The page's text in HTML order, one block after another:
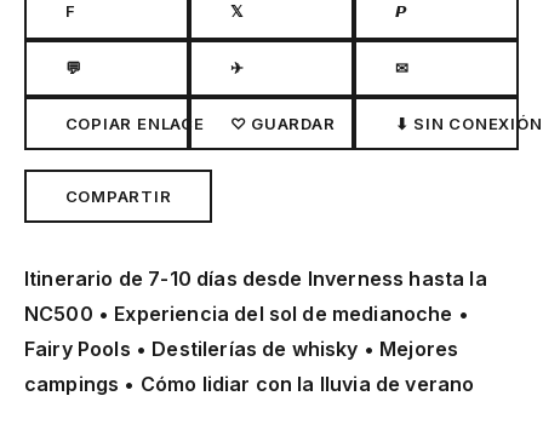
F 𝕏 𝙋
💬 ✈ ✉
COPIAR ENLACE ♡ GUARDAR ⬇ SIN CONEXIÓN
COMPARTIR
Itinerario de 7-10 días desde Inverness hasta la
NC500 • Experiencia del sol de medianoche •
Fairy Pools • Destilerías de whisky • Mejores
campings • Cómo lidiar con la lluvia de verano